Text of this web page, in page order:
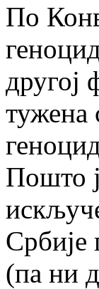
По
другој
тужена
Пошто
(па ни